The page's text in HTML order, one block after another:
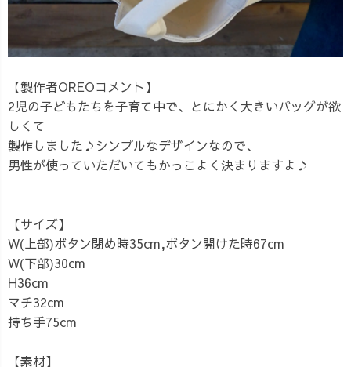
【製作者OREOコメント】
2児の子どもたちを子育て中で、とにかく大きいバッグが欲
しくて
製作しました♪シンプルなデザインなので、
男性が使っていただいてもかっこよく決まりますよ♪
【サイズ】
W(上部)ボタン閉め時35cm,ボタン開けた時67cm
W(下部)30cm
H36cm
マチ32cm
持ち手75cm
【素材】